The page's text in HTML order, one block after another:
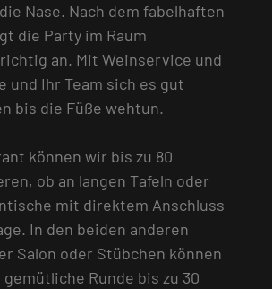
Nase. Nach dem fabelhaften
die Party im Raum
an. Mit Weinservice und
und Ihr Team sich es gut
bis die Füße wehtun.
können wir bis zu 80
ob an langen Tafeln oder
mit direktem Anschluss
In den beiden anderen
Salon oder Stübchen können
Runde bis zu 30